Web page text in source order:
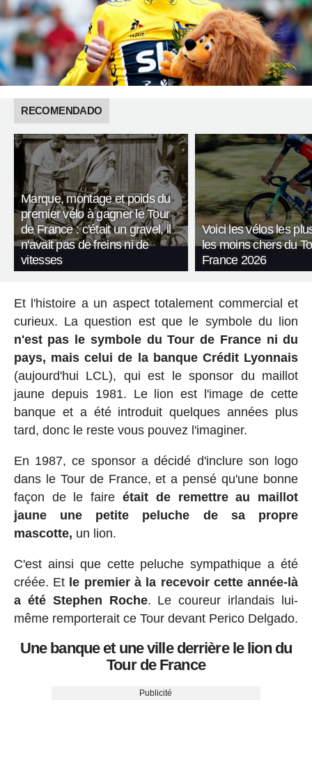
RECOMENDADO
Marque, montage et poids du
premier vélo à gagner le Tour
de France : c'était un gravel, il
n'avait pas de freins ni de
vitesses
Voici les vélos les
les moins chers du
France 2026
Et l'histoire a un aspect totalement commercial et
curieux. La question est que le symbole du lion
n'est pas le symbole du Tour de France ni du
pays, mais celui de la banque Crédit Lyonnais
(aujourd'hui LCL), qui est le sponsor du maillot
jaune depuis 1981. Le lion est l'image de cette
banque et a été introduit quelques années plus
tard, donc le reste vous pouvez l'imaginer.
En 1987, ce sponsor a décidé d'inclure son logo
dans le Tour de France, et a pensé qu'une bonne
façon de le faire était de remettre au maillot
jaune une petite peluche de sa propre
mascotte, un lion.
C'est ainsi que cette peluche sympathique a été
créée. Et le premier à la recevoir cette année-là
a été Stephen Roche. Le coureur irlandais lui-
même remporterait ce Tour devant Perico Delgado.
Une banque et une ville derrière le lion du
Tour de France
Publicité